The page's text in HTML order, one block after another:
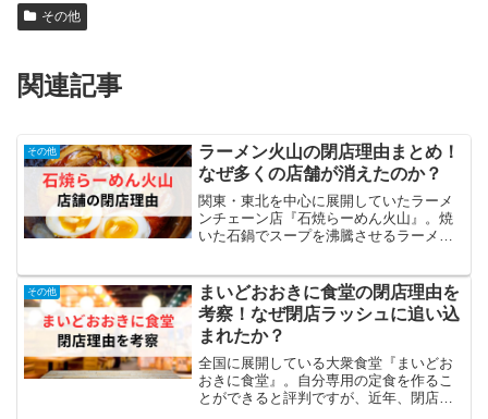
その他
関連記事
その他
ラーメン火山の閉店理由まとめ！
なぜ多くの店舗が消えたのか？
関東・東北を中心に展開していたラーメ
ンチェーン店『石焼らーめん火山』。焼
いた石鍋でスープを沸騰させるラーメン
「昔は多くあったのに、なんで閉店する
店舗が多いの？」 「石焼...
その他
まいどおおきに食堂の閉店理由を
考察！なぜ閉店ラッシュに追い込
まれたか？
全国に展開している大衆食堂『まいどお
おきに食堂』。自分専用の定食を作るこ
とができると評判ですが、近年、閉店す